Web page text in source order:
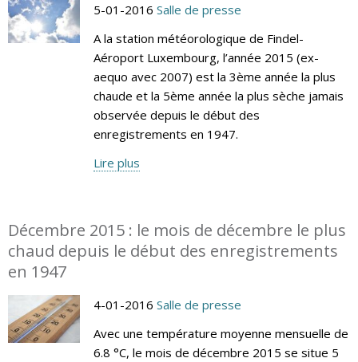
5-01-2016 Salle de presse
A la station météorologique de Findel-
Aéroport Luxembourg, l’année 2015 (ex-
aequo avec 2007) est la 3ème année la plus
chaude et la 5ème année la plus sèche jamais
observée depuis le début des
enregistrements en 1947.
Lire plus
Décembre 2015 : le mois de décembre le plus
chaud depuis le début des enregistrements
en 1947
4-01-2016 Salle de presse
Avec une température moyenne mensuelle de
6.8 °C, le mois de décembre 2015 se situe 5